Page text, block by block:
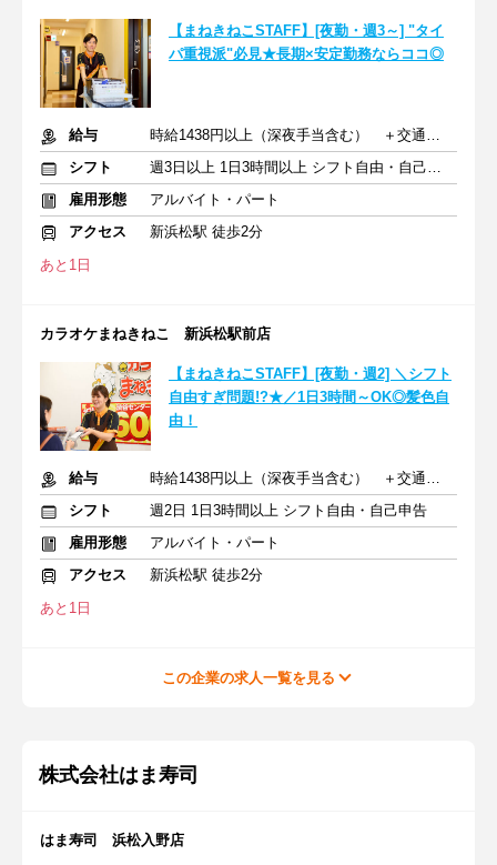
【まねきねこSTAFF】[夜勤・週3～] "タイ
パ重視派"必見★長期×安定勤務ならココ◎
給与
時給1438円以上（深夜手当含む） ＋交通費支給
シフト
週3日以上 1日3時間以上 シフト自由・自己申告
雇用形態
アルバイト・パート
アクセス
新浜松駅 徒歩2分
あと1日
カラオケまねきねこ 新浜松駅前店
【まねきねこSTAFF】[夜勤・週2] ＼シフト
自由すぎ問題!?★／1日3時間～OK◎髪色自
由！
給与
時給1438円以上（深夜手当含む） ＋交通費支給
シフト
週2日 1日3時間以上 シフト自由・自己申告
雇用形態
アルバイト・パート
アクセス
新浜松駅 徒歩2分
あと1日
この企業の求人一覧を見る
株式会社はま寿司
はま寿司 浜松入野店